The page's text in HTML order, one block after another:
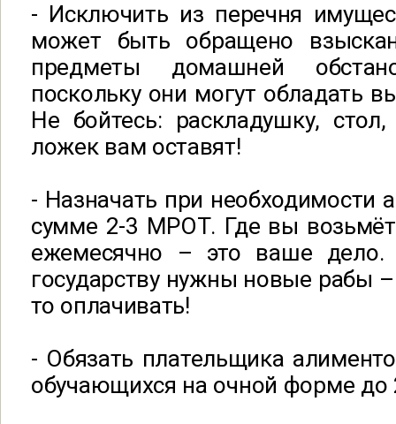
- Исключить из перечня
может быть обращено
предметы домашней
поскольку они могут обладать
Не бойтесь: раскладушку,
ложек вам оставят!
- Назначать при необходимости
сумме 2-3 МРОТ. Где вы
ежемесячно – это ваше дело.
государству нужны новые рабы
то оплачивать!
- Обязать плательщика
обучающихся на очной форме до